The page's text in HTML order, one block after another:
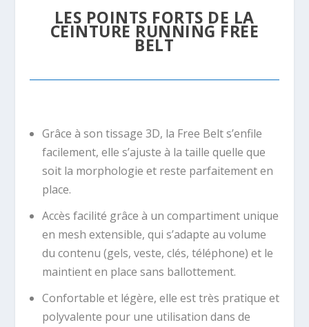
LES POINTS FORTS DE LA
CEINTURE RUNNING FREE
BELT
Grâce à son tissage 3D, la Free Belt s’enfile
facilement, elle s’ajuste à la taille quelle que
soit la morphologie et reste parfaitement en
place.
Accès facilité grâce à un compartiment unique
en mesh extensible, qui s’adapte au volume
du contenu (gels, veste, clés, téléphone) et le
maintient en place sans ballottement.
Confortable et légère, elle est très pratique et
polyvalente pour une utilisation dans de